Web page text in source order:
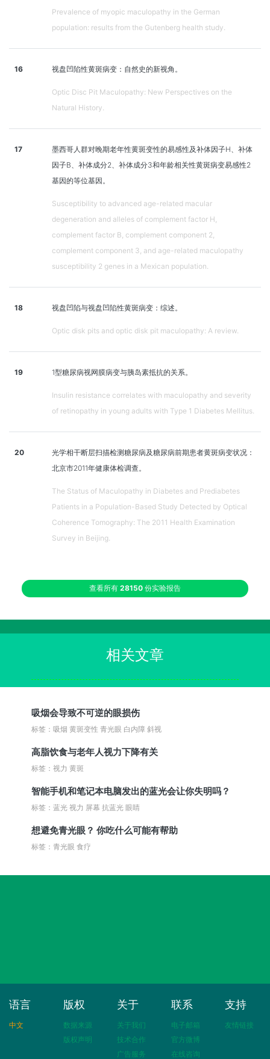
Prevalence of myopic maculopathy in the German
population: results from the Gutenberg health study.
16 视盘凹陷性黄斑病变：自然史的新视角。
Optic Disc Pit Maculopathy: New Perspectives on the
Natural History.
17
墨西哥人群对晚期老年性黄斑变性的易感性及补体因子H、补体
因子B、补体成分2、补体成分3和年龄相关性黄斑病变易感性2
基因的等位基因。
Susceptibility to advanced age-related macular
degeneration and alleles of complement factor H,
complement factor B, complement component 2,
complement component 3, and age-related maculopathy
susceptibility 2 genes in a Mexican population.
18 视盘凹陷与视盘凹陷性黄斑病变：综述。
Optic disk pits and optic disk pit maculopathy: A review.
19 1型糖尿病视网膜病变与胰岛素抵抗的关系。
Insulin resistance correlates with maculopathy and severity
of retinopathy in young adults with Type 1 Diabetes Mellitus.
20
光学相干断层扫描检测糖尿病及糖尿病前期患者黄斑病变状况：
北京市2011年健康体检调查。
The Status of Maculopathy in Diabetes and Prediabetes
Patients in a Population-Based Study Detected by Optical
Coherence Tomography: The 2011 Health Examination
Survey in Beijing.
查看所有 28150 份实验报告
相关文章
吸烟会导致不可逆的眼损伤
标签：吸烟 黄斑变性 青光眼 白内障 斜视
高脂饮食与老年人视力下降有关
标签：视力 黄斑
智能手机和笔记本电脑发出的蓝光会让你失明吗？
标签：蓝光 视力 屏幕 抗蓝光 眼睛
想避免青光眼？ 你吃什么可能有帮助
标签：青光眼 食疗
语言
中文
版权
数据来源
版权声明
关于
关于我们
技术合作
广告服务
联系
电子邮箱
官方微博
在线咨询
支持
友情链接